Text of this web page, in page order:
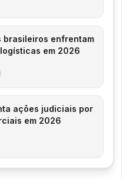
brasileiros enfrentam
em 2026
ações judiciais por
em 2026